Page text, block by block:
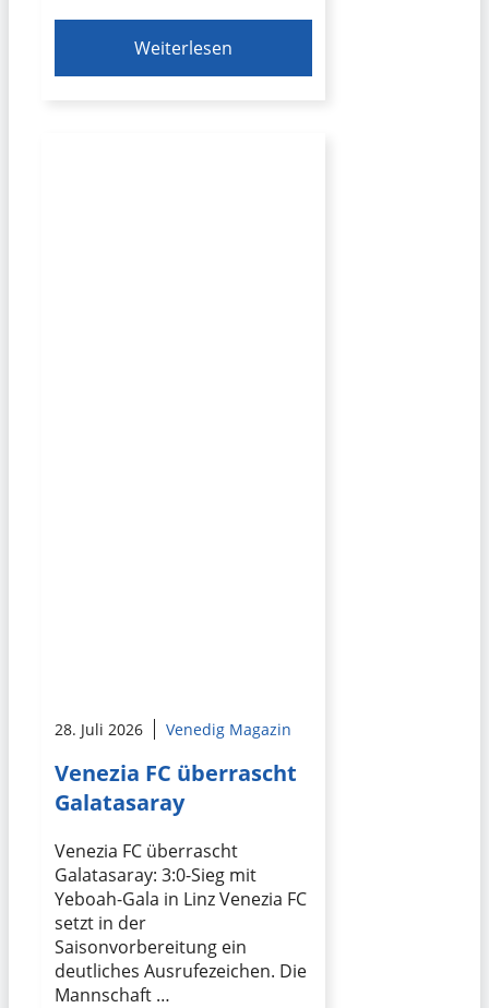
Weiterlesen
28. Juli 2026 Venedig Magazin
Venezia FC überrascht
Galatasaray
Venezia FC überrascht
Galatasaray: 3:0-Sieg mit
Yeboah-Gala in Linz Venezia FC
setzt in der
Saisonvorbereitung ein
deutliches Ausrufezeichen. Die
Mannschaft …